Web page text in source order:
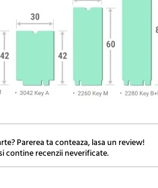
Parerea ta conteaza, lasa un review!
contine recenzii neverificate.